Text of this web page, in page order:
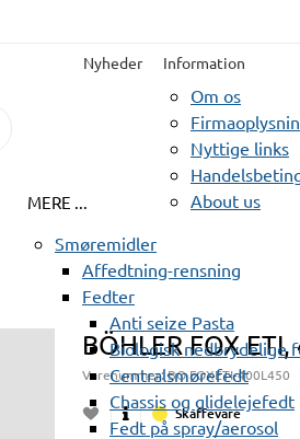
Nyheder Information
Om os
Nyttige links
About us
MERE ...
Smøremidler
Affedtning-rensning
Fedter
Anti seize Pasta
Biologisk nedbrydelige
Centralsmørefedt
Chassis og glidelejefedt
Fedt på spray/aerosol
BÖHLER FOX
Varenummer:BO FOXETI-400L450
Skaffevare